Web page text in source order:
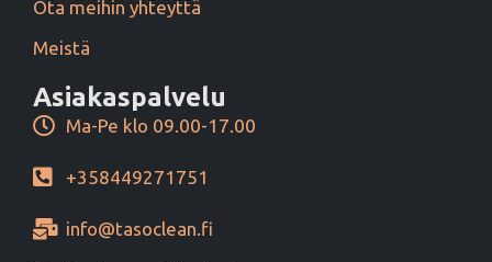
Ota meihin yhteyttä
Meistä
Asiakaspalvelu
Ma-Pe klo 09.00-17.00
+358449271751
info@tasoclean.fi